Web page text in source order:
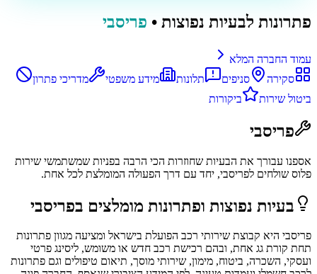
פתרונות לבעיות נפוצות • פריסבי
עמוד החברה המלא
סקירה
סניפים תלונות מידע משפטי
מדריכי פתרון
ביטול שירות
ביקורות
פריסבי
אספנו עבורך את הבעיות שחוזרות הכי הרבה בפניות שמשתמשי שירות
פלוס שולחים לפריסבי, יחד עם דרך הפעולה המומלצת לכל אחת.
בעיות נפוצות ופתרונות מומלצים בפריסבי
פריסבי היא קבוצת שירותי רכב הפועלת בישראל ומציעה מגוון פתרונות
תחת קורת גג אחת, ובהם רכישת רכב חדש או משומש, ליסינג פרטי
ועסקי, השכרה, ביטוח, מימון, שירותי מוסך, תיאום טיפולים וגם פתרונות